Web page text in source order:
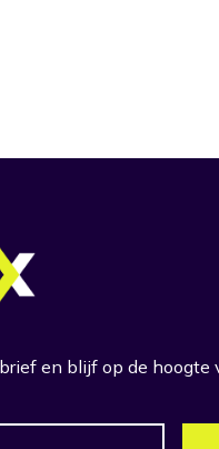
en blijf op de hoogte